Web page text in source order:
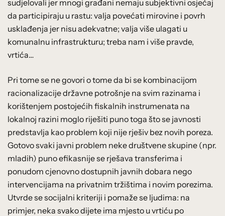
sudjelovali jer mnogi građani nemaju subjektivni osjećaj
da participiraju u rastu: valja povećati mirovine i povrh
usklađenja jer nisu adekvatne; valja više ulagati u
komunalnu infrastrukturu; treba nam i više pravde,
vrtića…
Pri tome se ne govori o tome da bi se kombinacijom
racionalizacije državne potrošnje na svim razinama i
korištenjem postojećih fiskalnih instrumenata na
lokalnoj razini moglo riješiti puno toga što se javnosti
predstavlja kao problem koji nije rješiv bez novih poreza.
Gotovo svaki javni problem neke društvene skupine (npr.
mladih) puno efikasnije se rješava transferima i
ponudom cjenovno dostupnih javnih dobara nego
intervencijama na privatnim tržištima i novim porezima.
Utvrde se socijalni kriteriji i pomaže se ljudima: na
primjer, neka svako dijete ima mjesto u vrtiću po